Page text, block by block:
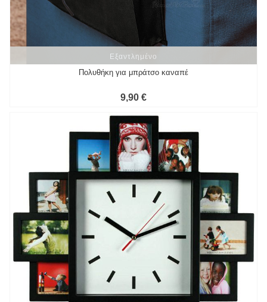
Εξαντλημένο
Εξαντλημένο
Πολυθήκη για μπράτσο καναπέ
9,90 €